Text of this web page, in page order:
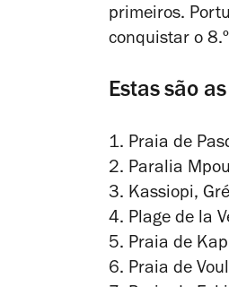
primeiros.
conquistar o
Estas são
1. Praia de
2. Paralia
3. Kassiopi,
4. Plage de la
5. Praia de
6. Praia de